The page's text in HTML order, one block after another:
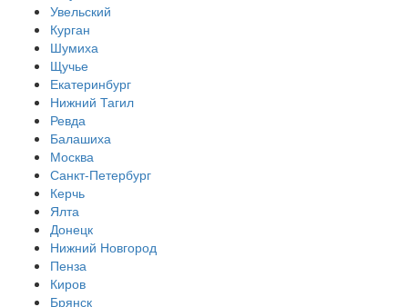
Увельский
Курган
Шумиха
Щучье
Екатеринбург
Нижний Тагил
Ревда
Балашиха
Москва
Санкт-Петербург
Керчь
Ялта
Донецк
Нижний Новгород
Пенза
Киров
Брянск